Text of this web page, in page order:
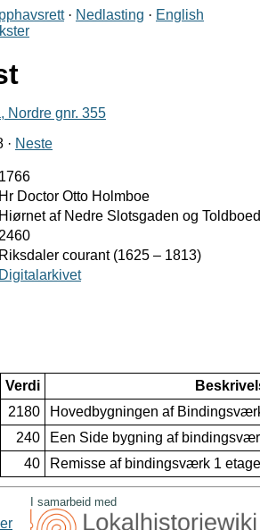
· Nedlasting · English
Nordre gnr. 355
· Neste
1766
Hr Doctor Otto Holmboe
Hiørnet af Nedre Slotsgaden og
Riksdaler courant (1625 – 1813)
Digitalarkivet
Verdi
2180
Hovedbygningen af
240
Een Side bygning af
40 Remisse af bindingsværk 1
I samarbeid med